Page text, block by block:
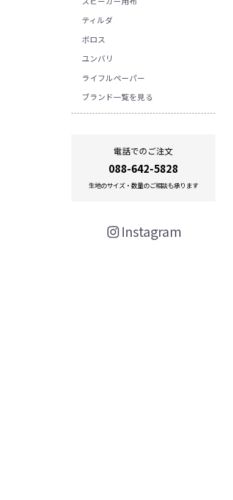
ティルダ
ボロス
ユンバリ
ライフルペーパー
ブランド一覧を見る
電話でのご注文
088-642-5828
生地のサイズ・数量のご相談も承ります
Instagram